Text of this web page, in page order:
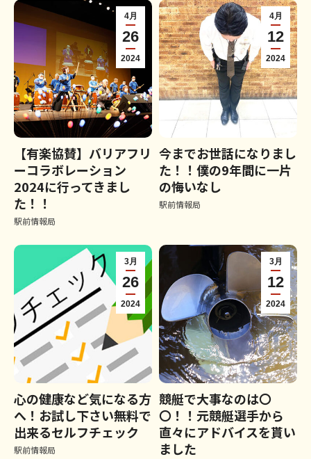
4月
26
2024
【有楽協賛】バリアフリ
ーコラボレーション
2024に行ってきまし
た！！
駅前情報局
4月
12
2024
今までお世話になりまし
た！！僕の9年間に一片
の悔いなし
駅前情報局
3月
26
2024
心の健康など気になる方
へ！お試し下さい無料で
出来るセルフチェック
駅前情報局
3月
12
2024
競艇で大事なのは〇
〇！！元競艇選手から
直々にアドバイスを貰い
ました